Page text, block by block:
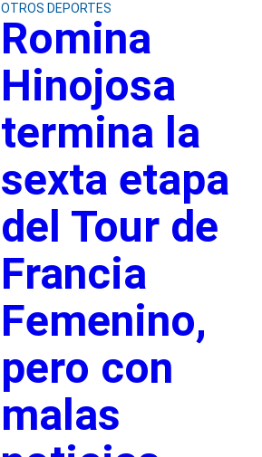
OTROS DEPORTES
Romina
Hinojosa
termina la
sexta etapa
del Tour de
Francia
Femenino,
pero con
malas